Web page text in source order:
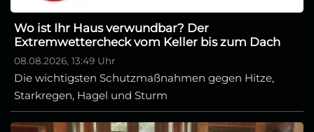
Wo ist Ihr Haus verwundbar? Der
Extremwettercheck vom Keller bis zum Dach
08.08.2026, 13:49 Uhr
Die wichtigsten Schutzmaßnahmen gegen Hitze,
Starkregen, Hagel und Sturm